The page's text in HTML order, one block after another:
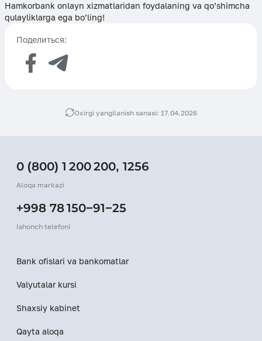
Hamkorbank onlayn xizmatlaridan foydalaning va qo’shimcha
qulayliklarga ega bo’ling!
Поделиться:
Oxirgi yangilanish sanasi: 17.04.2026
0 (800) 1 200 200, 1256
Aloqa markazi
+998 78 150−91−25
Ishonch telefoni
Bank ofislari va bankomatlar
Valyutalar kursi
Shaxsiy kabinet
Qayta aloqa